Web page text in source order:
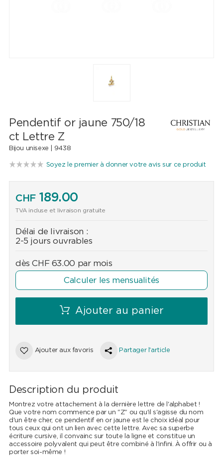
Pendentif or jaune 750/18
ct Lettre Z
Bijou unisexe | 9438
Soyez le premier à donner votre avis sur ce produit
CHF189.00
TVA incluse et livraison gratuite
Délai de livraison :
2-5 jours ouvrables
dèsCHF 63.00 par mois
Calculer les mensualités
Ajouter au panier
Ajouter aux favoris Partager l'article
Description du produit
Montrez votre attachement à la dernière lettre de l'alphabet !
Que votre nom commence par un "Z" ou qu'il s'agisse du nom
d'un être cher, ce pendentif en or jaune est le choix idéal pour
tous ceux qui ont un lien avec cette lettre. Avec sa superbe
écriture cursive, il convainc sur toute la ligne et constitue un
accessoire polyvalent qui peut être combiné à l'infini. À offrir ou à
porter soi-même !